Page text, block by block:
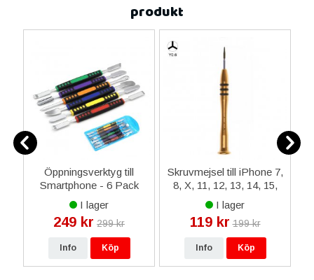
produkt
Öppningsverktyg till
Smartphone - 6 Pack
I lager
249 kr 299 kr
Info Köp
Skruvmejsel till iPhone 7,
8, X, 11, 12, 13, 14, 15,
Apple Watch
I lager
119 kr 199 kr
Info Köp